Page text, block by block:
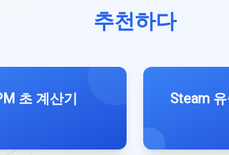
추천하다
초 계산기
Steam